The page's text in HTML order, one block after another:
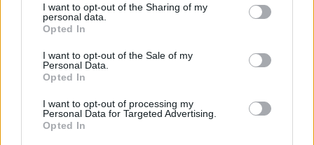
not limited to your visit or usage behaviour. You may click to
grant or deny consent to Google and its third-party tags to
use your data for below specified purposes in below Google
consent section.
I want to opt-out of the Sharing of my
personal data.
Opted In
I want to opt-out of the Sale of my
Personal Data.
Opted In
I want to opt-out of processing my
Personal Data for Targeted Advertising.
Opted In
meghaladja a 60 milliót.
ikerfiai.